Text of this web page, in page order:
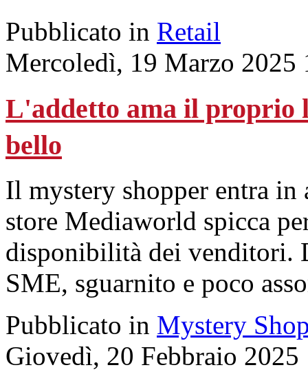
Pubblicato in Retail
Mercoledì, 19 Marzo 2025
L'addetto ama il proprio
bello
Il mystery shopper entra
store Mediaworld spicca
disponibilità dei venditori.
SME, sguarnito e poco
Pubblicato in Mystery
Giovedì, 20 Febbraio 2025